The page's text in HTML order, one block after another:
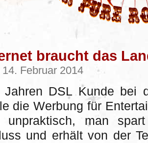
braucht das
Februar 2014
DSL Kunde bei
die Werbung für
unpraktisch, man
und erhält von der